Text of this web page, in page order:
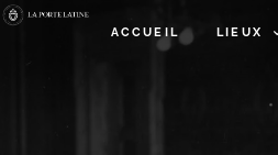
ACCUEIL LIEUX